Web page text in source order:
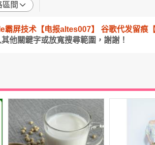
區間
霸屏技术【电报altes007】 谷歌代发留
他關鍵字或放寬搜尋範圍，謝謝！